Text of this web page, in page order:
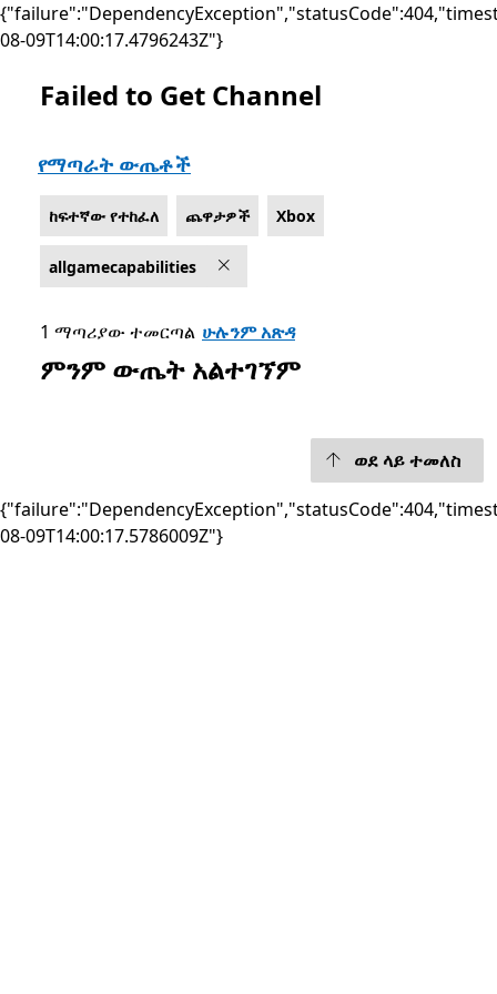
08-09T14:00:17.4796243Z"}
List Microsoft.com
Failed to Get Channel
የማጣራት ውጤቶች
ከፍተኛው የተከፈለ ጨዋታዎች Xbox
allgamecapabilities
1 ማጣሪያው ተመርጣል ሁሉንም አጽዳ
ምንም ውጤት አልተገኘም
ወደ ላይ ተመለስ
08-09T14:00:17.5786009Z"}